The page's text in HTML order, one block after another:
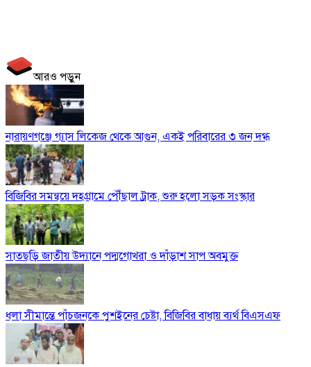
আরও পড়ুন
নারায়ণগঞ্জে গ্যাস লিকেজ থেকে আগুন, একই পরিবারের ৩ জন দগ্ধ
বিজিবির সমন্বয়ে দহগ্রামে পৌঁছাল ট্রাক, শুরু হলো সড়ক সংস্কার
সাতছড়ি জাতীয় উদ্যানে পদ্মগোখরা ও দাঁড়াশ সাপ অবমুক্ত
ধলা সীমান্তে পাঁচজনকে পুশইনের চেষ্টা, বিজিবির বাধায় ব্যর্থ বিএসএফ